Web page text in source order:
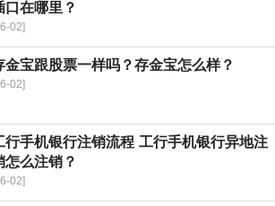
口在哪里？
02]
金宝跟股票一样吗？存金宝怎么样？
02]
行手机银行注销流程 工行手机银行异地注
怎么注销？
02]